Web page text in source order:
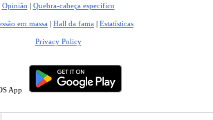
Opinião | Quebra-cabeça específico
em massa | Hall da fama | Estatísticas
Privacy Policy
App